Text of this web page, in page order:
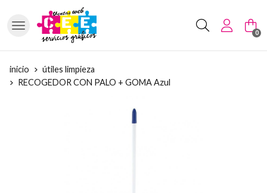
Buscar 0
inicio
útiles limpieza
RECOGEDOR CON PALO + GOMA Azul